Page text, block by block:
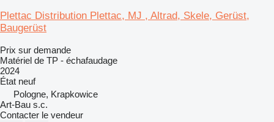
Plettac Distribution Plettac, MJ , Altrad, Skele, Gerüst,
Baugerüst
Prix sur demande
Matériel de TP - échafaudage
2024
État neuf
Pologne, Krapkowice
Art-Bau s.c.
Contacter le vendeur